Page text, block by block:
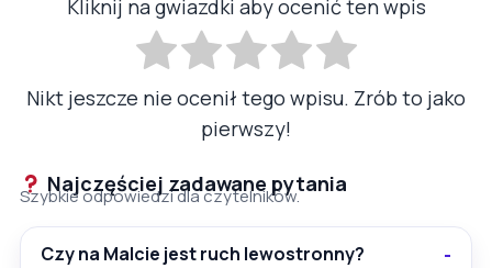
Kliknij na gwiazdki aby ocenić ten wpis
Nikt jeszcze nie ocenił tego wpisu. Zrób to jako
pierwszy!
Najczęściej zadawane pytania
Szybkie odpowiedzi dla czytelników.
Czy na Malcie jest ruch lewostronny?